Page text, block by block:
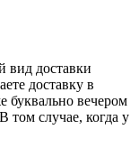
вид доставки
доставку в
буквально вечером
том случае, когда у